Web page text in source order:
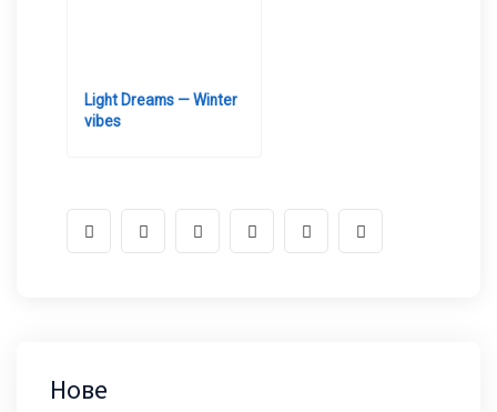
Light Dreams — Winter
vibes
Нове